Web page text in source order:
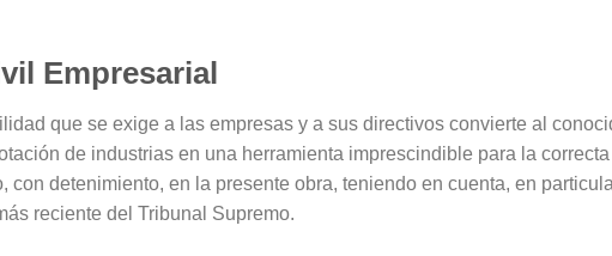
Empresarial
que se exige a las empresas y a sus directivos convierte al
de industrias en una herramienta imprescindible para la
detenimiento, en la presente obra, teniendo en cuenta, en
reciente del Tribunal Supremo.